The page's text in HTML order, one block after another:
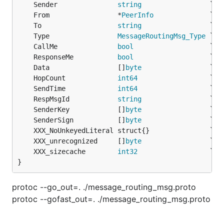
	Sender
string
	From                 *
PeerInfo
	To
string
	Type
MessageRoutingMsg_Type
	CallMe
bool
	ResponseMe
bool
	Data                 []
byte
	HopCount
int64
	SendTime
int64
	RespMsgId
string
	SenderKey            []
byte
	SenderSign           []
byte
	XXX_unrecognized     []
byte
	XXX_sizecache
int32
}
protoc --go_out=. ./message_routing_msg.proto
protoc --gofast_out=. ./message_routing_msg.proto